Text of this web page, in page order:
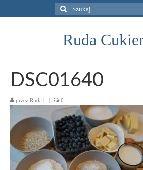
Szuklaj
w:
Ruda
DSC01640
przez Ruda | | 0